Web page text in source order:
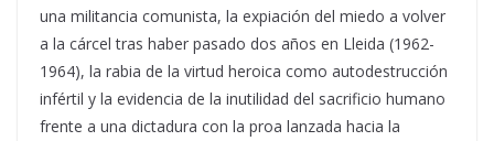
una militancia comunista, la expiación del miedo a volver
a la cárcel tras haber pasado dos años en Lleida (1962-
1964), la rabia de la virtud heroica como autodestrucción
infértil y la evidencia de la inutilidad del sacrificio humano
frente a una dictadura con la proa lanzada hacia la